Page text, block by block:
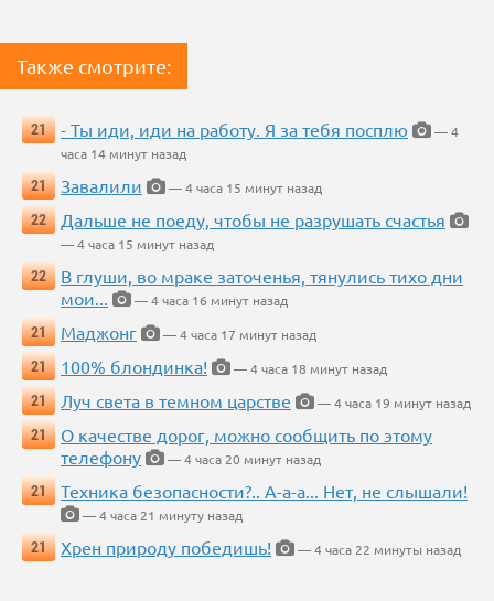
Также смотрите:
21 - Ты иди, иди на работу. Я за тебя посплю
— 4
часа 14 минут назад
21
Завалили
— 4 часа 15 минут назад
22
Дальше не поеду, чтобы не разрушать счастья
— 4 часа 15 минут назад
22
В глуши, во мраке заточенья, тянулись тихо дни
мои...
— 4 часа 16 минут назад
21
Маджонг
— 4 часа 17 минут назад
21
100% блондинка!
— 4 часа 18 минут назад
21
Луч света в темном царстве
— 4 часа 19 минут назад
21
О качестве дорог, можно сообщить по этому
телефону
— 4 часа 20 минут назад
21
Техника безопасности?.. А-а-а... Нет, не слышали!
— 4 часа 21 минуту назад
21
Хрен природу победишь! — 4 часа 22 минуты назад